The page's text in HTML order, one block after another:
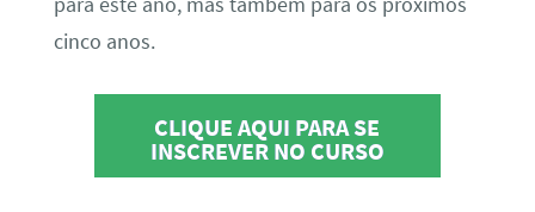
cinco anos.
CLIQUE AQUI PARA SE
INSCREVER NO CURSO